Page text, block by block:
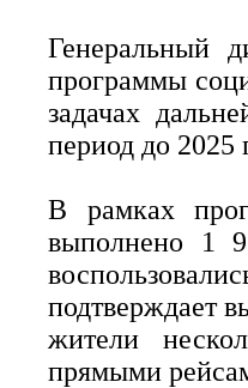
Генеральный
программы
задачах
период до 2025
В рамках
выполнено 1
подтверждает
жители
прямыми